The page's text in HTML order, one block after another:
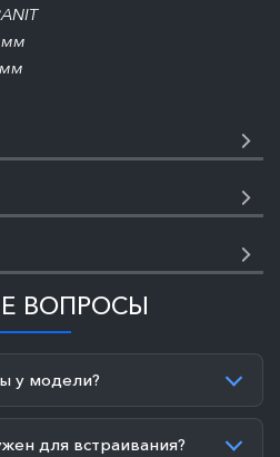
мм
ВОПРОСЫ
у модели?
для встраивания?